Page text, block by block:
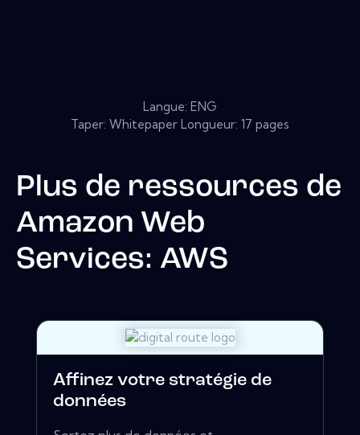
Langue: ENG
Taper: Whitepaper Longueur: 17 pages
Plus de ressources de
Amazon Web
Services: AWS
Affinez votre stratégie de
données